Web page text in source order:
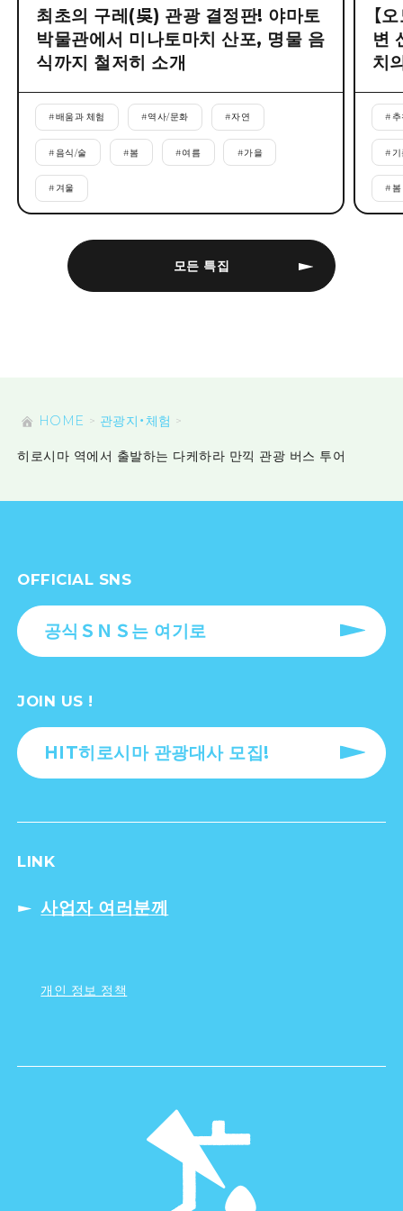
모든 특집
최초의 구레(吳) 관광 결정판! 야마토
박물관에서 미나토마치 산포, 명물 음
식까지 철저히 소개
#배움과 체험 #역사/문화 #자연
#음식/술 #봄 #여름 #가을
# 겨울
【
변
치
#
#
#봄
HOME 관광지・체험
히로시마 역에서 출발하는 다케하라 만끽 관광 버스 투어
OFFICIAL SNS
공식ＳＮＳ는 여기로
JOIN US !
HIT히로시마 관광대사 모집!
LINK
사업자 여러분께
개인 정보 정책